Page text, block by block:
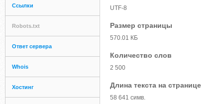
Ссылки
Robots.txt
Ответ сервера
Whois
Хостинг
UTF-8
Размер страницы
570.01 КБ
Количество слов
2 500
Длина текста на странице
58 641 симв.